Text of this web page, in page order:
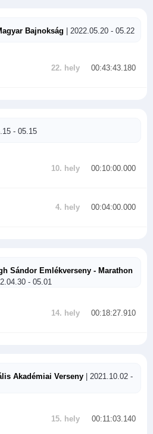
Bajnokság | 2022.05.20 - 05.22
22. hely 00:43:43.180
- 05.15
10. hely 00:10:00.000
4. hely 00:04:00.000
Sándor Emlékverseny - Marathon
- 05.01
14. hely 00:18:27.910
Akadémiai Verseny | 2021.10.02 -
15. hely 00:11:03.140